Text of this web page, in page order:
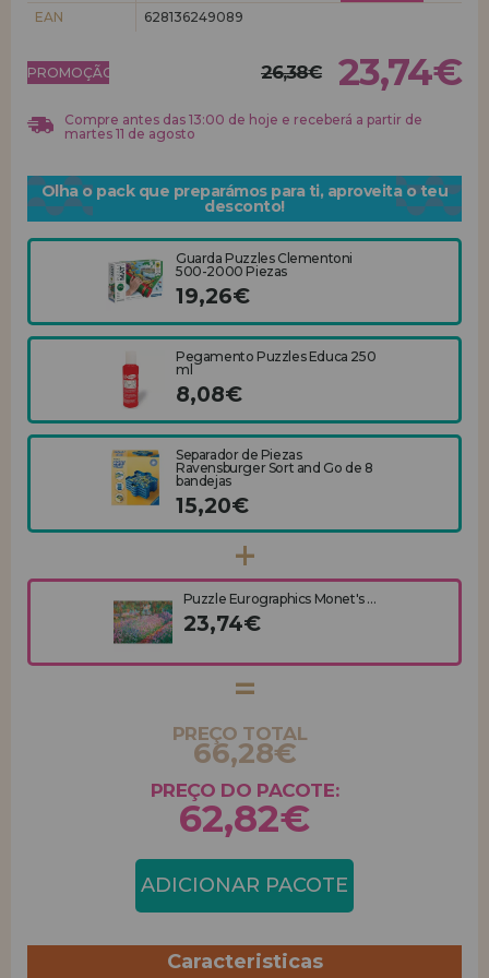
EAN
628136249089
PROMOÇÃO! 26,38€ 23,74€
Compre antes das 13:00 de hoje e receberá a partir de
martes 11 de agosto
Olha o pack que preparámos para ti, aproveita o teu
desconto!
Guarda Puzzles Clementoni
500-2000 Piezas
19,26€
Pegamento Puzzles Educa 250
ml
8,08€
Separador de Piezas
Ravensburger Sort and Go de 8
bandejas
15,20€
Puzzle Eurographics Monet's ...
23,74€
PREÇO TOTAL
66,28€
PREÇO DO PACOTE:
62,82€
ADICIONAR PACOTE
Caracteristicas